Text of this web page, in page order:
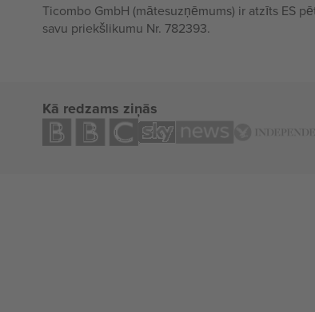
Ticombo GmbH (mātesuzņēmums) ir atzīts ES
savu priekšlikumu Nr. 782393.
Kā redzams ziņās